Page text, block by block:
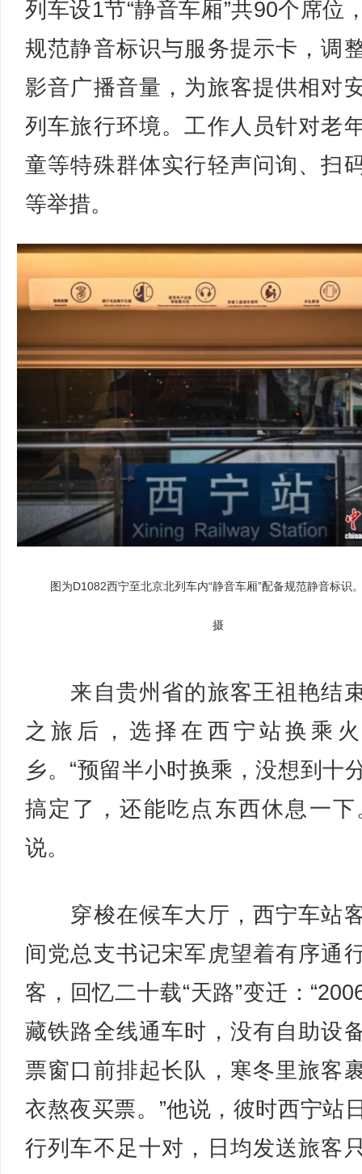
列车设1节“静音车厢”共90个席位
规范静音标识与服务提示卡，调
影音广播音量，为旅客提供相对
列车旅行环境。工作人员针对老
童等特殊群体实行轻声问询、扫
等举措。
图为D1082西宁至北京北列车内“静音车厢”配备规范静音标识
摄
来自贵州省的旅客王祖艳结
之旅后，选择在西宁站换乘
乡。“预留半小时换乘，没想到十
搞定了，还能吃点东西休息一下
说。
穿梭在候车大厅，西宁车站
间党总支书记宋军虎望着有序通
客，回忆二十载“天路”变迁：
藏铁路全线通车时，没有自助设
票窗口前排起长队，寒冬里旅客
衣熬夜买票。”他说，彼时西宁站
行列车不足十对，日均发送旅客